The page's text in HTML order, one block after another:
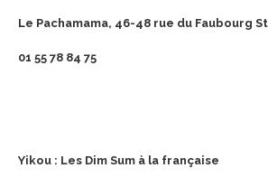
Le Pachamama, 46-48 rue du Faubourg
01 55 78 84 75
Yikou : Les Dim Sum à la française